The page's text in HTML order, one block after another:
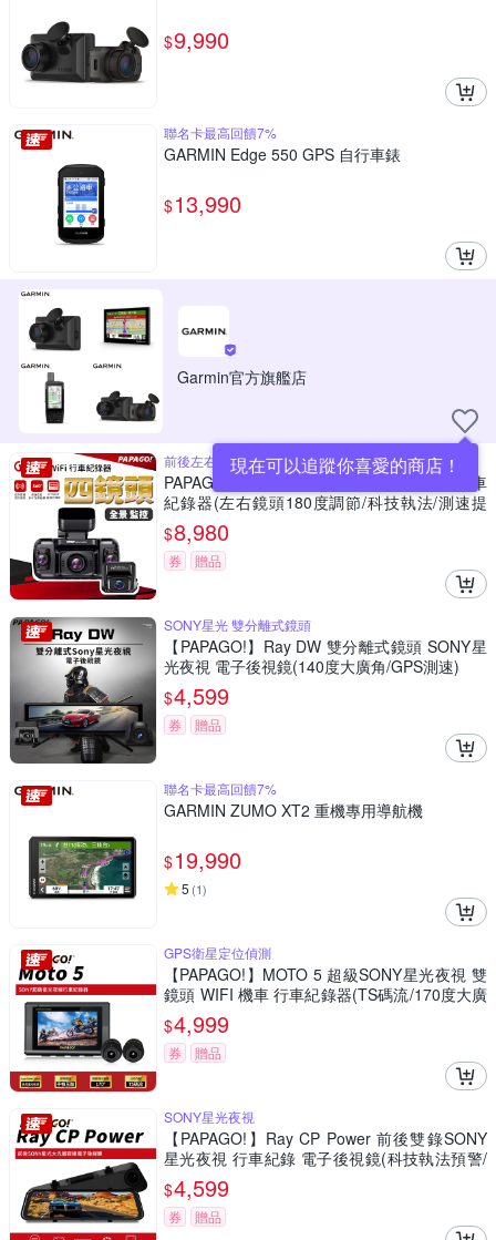
$9,990
聯名卡最高回饋7%
GARMIN Edge 550 GPS 自行車錶
$13,990
Garmin官方旗艦店
現在可以追蹤你喜愛的商店！
前後左右360度全景拍攝
PAPAGO! G560 四鏡頭 360度監控 WiFi 行車
紀錄器(左右鏡頭180度調節/科技執法/測速提
醒)
$8,980
券 贈品
SONY星光 雙分離式鏡頭
【PAPAGO!】Ray DW 雙分離式鏡頭 SONY星
光夜視 電子後視鏡(140度大廣角/GPS測速)
$4,599
券 贈品
聯名卡最高回饋7%
GARMIN ZUMO XT2 重機專用導航機
$19,990
5 (1)
GPS衛星定位偵測
【PAPAGO!】MOTO 5 超級SONY星光夜視 雙
鏡頭 WIFI 機車 行車紀錄器(TS碼流/170度大廣
角/GPS衛星定位)
$4,999
券 贈品
SONY星光夜視
【PAPAGO!】Ray CP Power 前後雙錄SONY
星光夜視 行車紀錄 電子後視鏡(科技執法預警/
GPS測速提醒/大光圈)
$4,599
券 贈品